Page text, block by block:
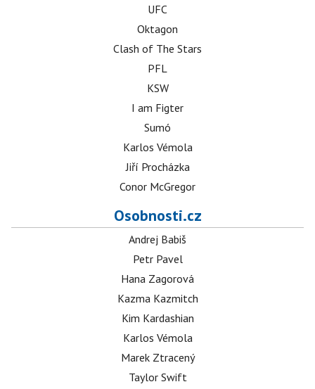
UFC
Oktagon
Clash of The Stars
PFL
KSW
I am Figter
Sumó
Karlos Vémola
Jiří Procházka
Conor McGregor
Osobnosti.cz
Andrej Babiš
Petr Pavel
Hana Zagorová
Kazma Kazmitch
Kim Kardashian
Karlos Vémola
Marek Ztracený
Taylor Swift